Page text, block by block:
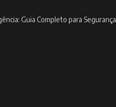
Guia Completo para Segurança